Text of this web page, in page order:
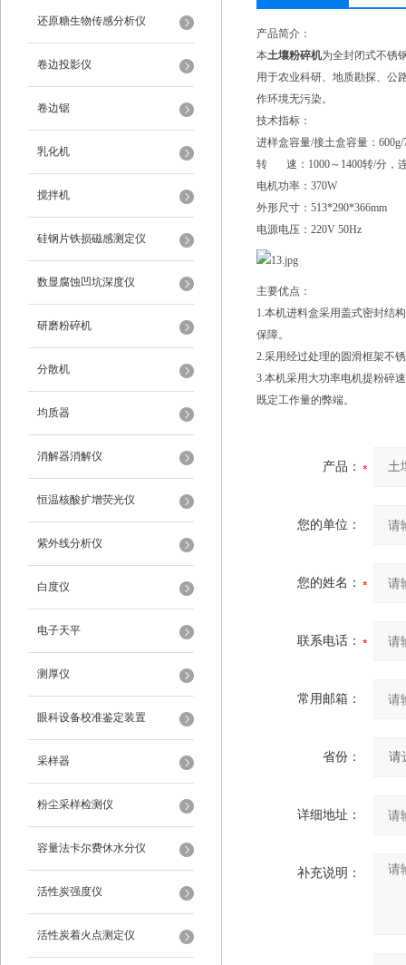
还原糖生物传感分析仪
卷边投影仪
卷边锯
乳化机
搅拌机
硅钢片铁损磁感测定仪
数显腐蚀凹坑深度仪
研磨粉碎机
分散机
均质器
消解器消解仪
恒温核酸扩增荧光仪
紫外线分析仪
白度仪
电子天平
测厚仪
眼科设备校准鉴定装置
采样器
粉尘采样检测仪
容量法卡尔费休水分仪
活性炭强度仪
活性炭着火点测定仪
产品简介：
本土壤粉碎机为全封闭式不锈
用于农业科研、地质勘探、公
作环境无污染。
技术指标：
进样盒容量/接土盒容量：600g/
转 速：1000～1400转/分，
电机功率：370W
外形尺寸：513*290*366mm
电源电压：220V 50Hz
主要优点：
1.本机进料盒采用盖式密封结
保障。
2.采用经过处理的圆滑框架不
3.本机采用大功率电机提粉碎
既定工作量的弊端。
产品：
您的单位：
您的姓名：
联系电话：
常用邮箱：
省份：
详细地址：
补充说明：